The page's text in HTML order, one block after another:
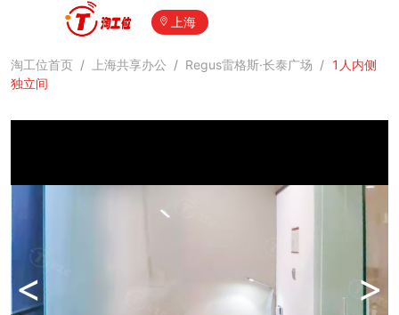
上海
淘工位首页 / 上海共享办公 / Regus雷格斯·长泰广场 / 1人内侧
独立间
< >